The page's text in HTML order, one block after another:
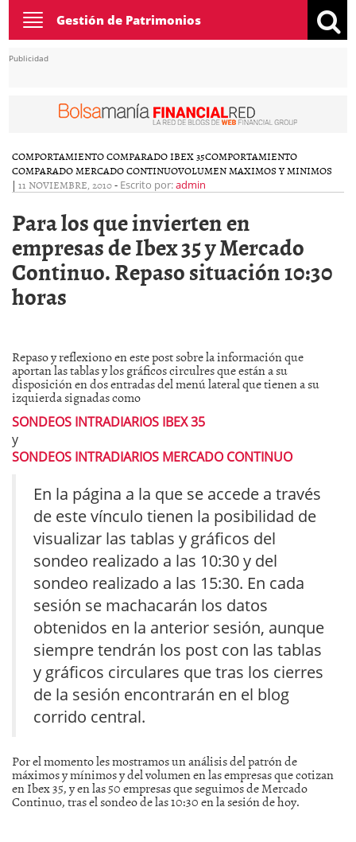
Toggle
navigation
Gestión de Patrimonios
Publicidad
COMPORTAMIENTO COMPARADO IBEX 35COMPORTAMIENTO
COMPARADO MERCADO CONTINUOVOLUMEN MAXIMOS Y MINIMOS
| 11 NOVIEMBRE, 2010- Escrito por:admin
Para los que invierten en
empresas de Ibex 35 y Mercado
Continuo. Repaso situación 10:30
horas
Repaso y reflexiono en este post sobre la información que
aportan las tablas y los gráficos circulres que están a su
disposición en dos entradas del menú lateral que tienen a su
izquierda signadas como
SONDEOS INTRADIARIOS IBEX 35
y
SONDEOS INTRADIARIOS MERCADO CONTINUO
En la página a la que se accede a través
de este vínculo tienen la posibilidad de
visualizar las tablas y gráficos del
sondeo realizado a las 10:30 y del
sondeo realizado a las 15:30. En cada
sesión se machacarán los datos
obtenidos en la anterior sesión, aunque
siempre tendrán los post con las tablas
y gráficos circulares que tras los cierres
de la sesión encontrarán en el blog
corrido central.
Por el momento les mostramos un análisis del patrón de
máximos y mínimos y del volumen en las empresas que cotizan
en Ibex 35, y en las 50 empresas que seguimos de Mercado
Continuo, tras el sondeo de las 10:30 en la sesión de hoy.